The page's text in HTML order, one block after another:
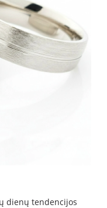
dienų tendencijos